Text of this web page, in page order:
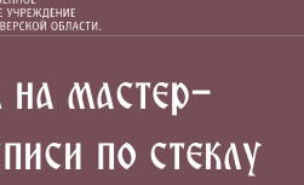
мастер-
по стеклу